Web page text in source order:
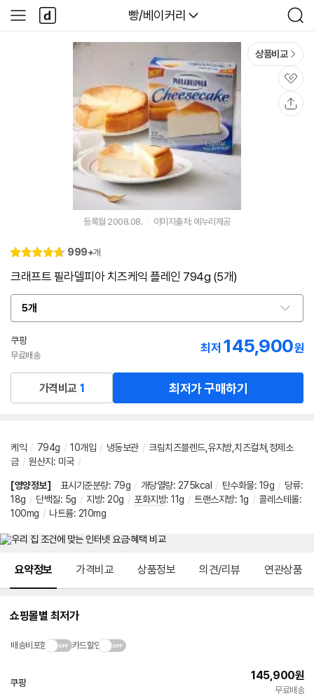
다나와
빵/베이커리
검
색
사
이
다
나
와
상품비교
관
심
등록월 2008.08. 이미지출처: 에누리제공
별
4.
리
999+개
크래프트 필라델피아 치즈케익 플레인 794g (5개)
5개
옵
션
선
택
쿠팡
무료배송
최저 145,900원
가격비교 1 최저가 구매하기
케익 / 794g / 10개입 / 냉동보관 / 크림치즈블렌드,유지방,치즈컬쳐,정제소
금 / 원산지 : 미국 /
[영양정보] 표시기준분량: 79g / 개당열량: 275kcal / 탄수화물: 19g / 당류:
18g / 단백질: 5g / 지방: 20g / 포화지방: 11g / 트랜스지방: 1g / 콜레스테롤:
100mg / 나트륨: 210mg
요약정보 가격비교 상품정보 의견/리뷰 연관상품
쇼핑몰별 최저가
배송비포함 카드할인
쿠팡
145,900원
무료배송